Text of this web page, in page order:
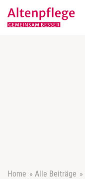
Home » Alle Beiträge »